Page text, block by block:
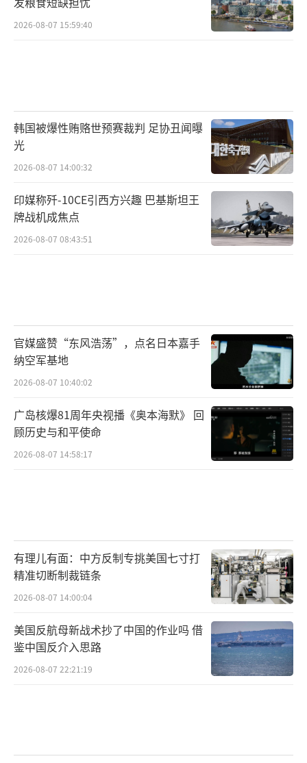
何况其对于中国的指责纯属恶意抹黑。
要知道，由于战后世界秩序的重建，身为
战败国的日本被规定不得拥有超过自保能力的
军力，但日本却一直谋求正常化，不断增加军
费，这样的行为可能引起军备竞赛，不利于亚
太地区甚至世界的安全，明显在违反国际规
则。
日方应该明白，亚太不是日本一个国家
的，其不能为了自己的一时便利，拿周围所有
邻国的利益偿还代价。
总而言之，正如中方所言，G7根本没有任
何资格来对中国指手画脚，尤其是拖欠联合国4
0年会费，还对联合国等多个国际组织进行操弄
则”对中国进行抹黑之前，美国还是先把自己
问题处理好。（责任编辑：杨靖）
2026-08-07 15:59:40
韩国被爆性贿赂世预赛裁判 足协丑闻曝
光
2026-08-07 14:00:32
印媒称歼-10CE引西方兴趣 巴基斯坦王
牌战机成焦点
2026-08-07 08:43:51
官媒盛赞“东风浩荡”，点名日本嘉手
纳空军基地
2026-08-07 10:40:02
广岛核爆81周年央视播《奥本海默》 回
顾历史与和平使命
2026-08-07 14:58:17
有理儿有面：中方反制专挑美国七寸打
精准切断制裁链条
2026-08-07 14:00:04
美国反航母新战术抄了中国的作业吗 借
鉴中国反介入思路
2026-08-07 22:21:19